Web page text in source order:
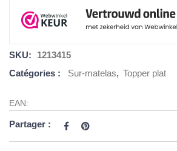
SKU:
1213415
Catégories :
Sur-matelas, Topper plat
EAN:
Partager :